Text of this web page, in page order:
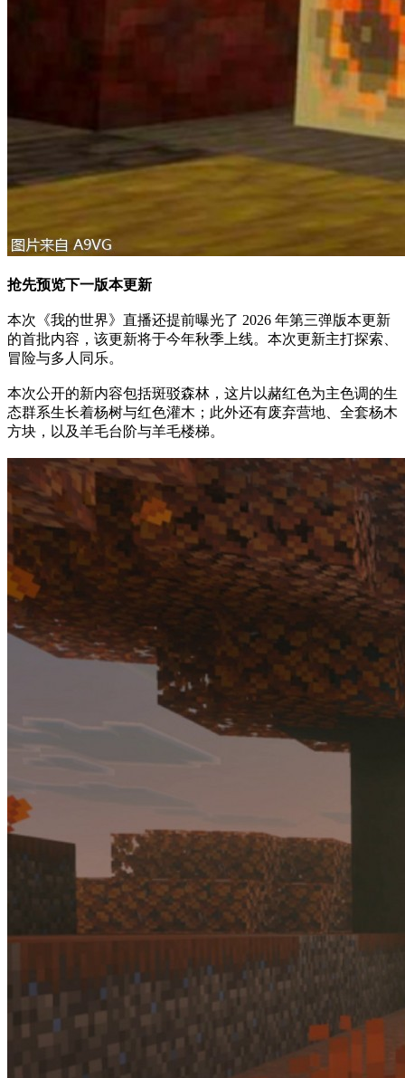
抢先预览下一版本更新
本次《我的世界》直播还提前曝光了 2026 年第三弹版本更新
的首批内容，该更新将于今年秋季上线。本次更新主打探索、
冒险与多人同乐。
本次公开的新内容包括斑驳森林，这片以赭红色为主色调的生
态群系生长着杨树与红色灌木；此外还有废弃营地、全套杨木
方块，以及羊毛台阶与羊毛楼梯。